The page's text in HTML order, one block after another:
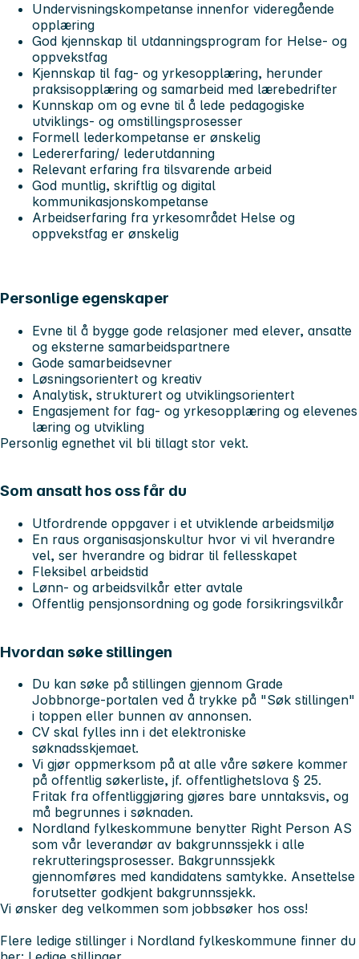
Undervisningskompetanse innenfor videregående
opplæring
God kjennskap til utdanningsprogram for Helse- og
oppvekstfag
Kjennskap til fag- og yrkesopplæring, herunder
praksisopplæring og samarbeid med lærebedrifter
Kunnskap om og evne til å lede pedagogiske
utviklings- og omstillingsprosesser
Formell lederkompetanse er ønskelig
Ledererfaring/ lederutdanning
Relevant erfaring fra tilsvarende arbeid
God muntlig, skriftlig og digital
kommunikasjonskompetanse
Arbeidserfaring fra yrkesområdet Helse og
oppvekstfag er ønskelig
Personlige egenskaper
Evne til å bygge gode relasjoner med elever, ansatte
og eksterne samarbeidspartnere
Gode samarbeidsevner
Løsningsorientert og kreativ
Analytisk, strukturert og utviklingsorientert
Engasjement for fag- og yrkesopplæring og elevenes
læring og utvikling
Personlig egnethet vil bli tillagt stor vekt.
Som ansatt hos oss får du
Utfordrende oppgaver i et utviklende arbeidsmiljø
En raus organisasjonskultur hvor vi vil hverandre
vel, ser hverandre og bidrar til fellesskapet
Fleksibel arbeidstid
Lønn- og arbeidsvilkår etter avtale
Offentlig pensjonsordning og gode forsikringsvilkår
Hvordan søke stillingen
Du kan søke på stillingen gjennom Grade
Jobbnorge-portalen ved å trykke på "Søk stillingen"
i toppen eller bunnen av annonsen.
CV skal fylles inn i det elektroniske
søknadsskjemaet.
Vi gjør oppmerksom på at alle våre søkere kommer
på offentlig søkerliste, jf. offentlighetslova § 25.
Fritak fra offentliggjøring gjøres bare unntaksvis, og
må begrunnes i søknaden.
Nordland fylkeskommune benytter Right Person AS
som vår leverandør av bakgrunnssjekk i alle
rekrutteringsprosesser. Bakgrunnssjekk
gjennomføres med kandidatens samtykke. Ansettelse
forutsetter godkjent bakgrunnssjekk.
Vi ønsker deg velkommen som jobbsøker hos oss!
Flere ledige stillinger i Nordland fylkeskommune finner du